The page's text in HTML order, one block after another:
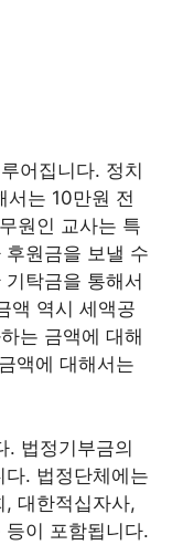
어집니다. 정치
서는 10만원 전
원인 교사는 특
원금을 보낼 수
탁금을 통해서
액 역시 세액공
는 금액에 대해
액에 대해서는
. 법정기부금의
. 법정단체에는
대한적십자사,
이 포함됩니다.